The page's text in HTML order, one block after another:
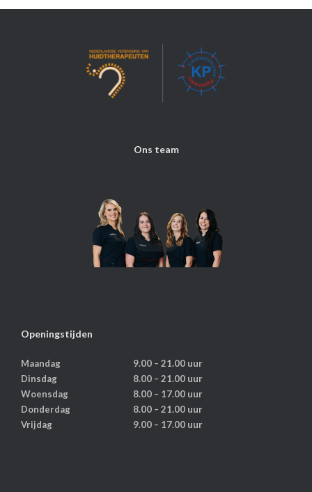
Ons team
Openingstijden
Maandag
9.00 – 21.00 uur
Dinsdag
8.00 – 21.00 uur
Woensdag
8.00 – 17.00 uur
Donderdag
8.00 – 21.00 uur
Vrijdag
9.00 – 17.00 uur